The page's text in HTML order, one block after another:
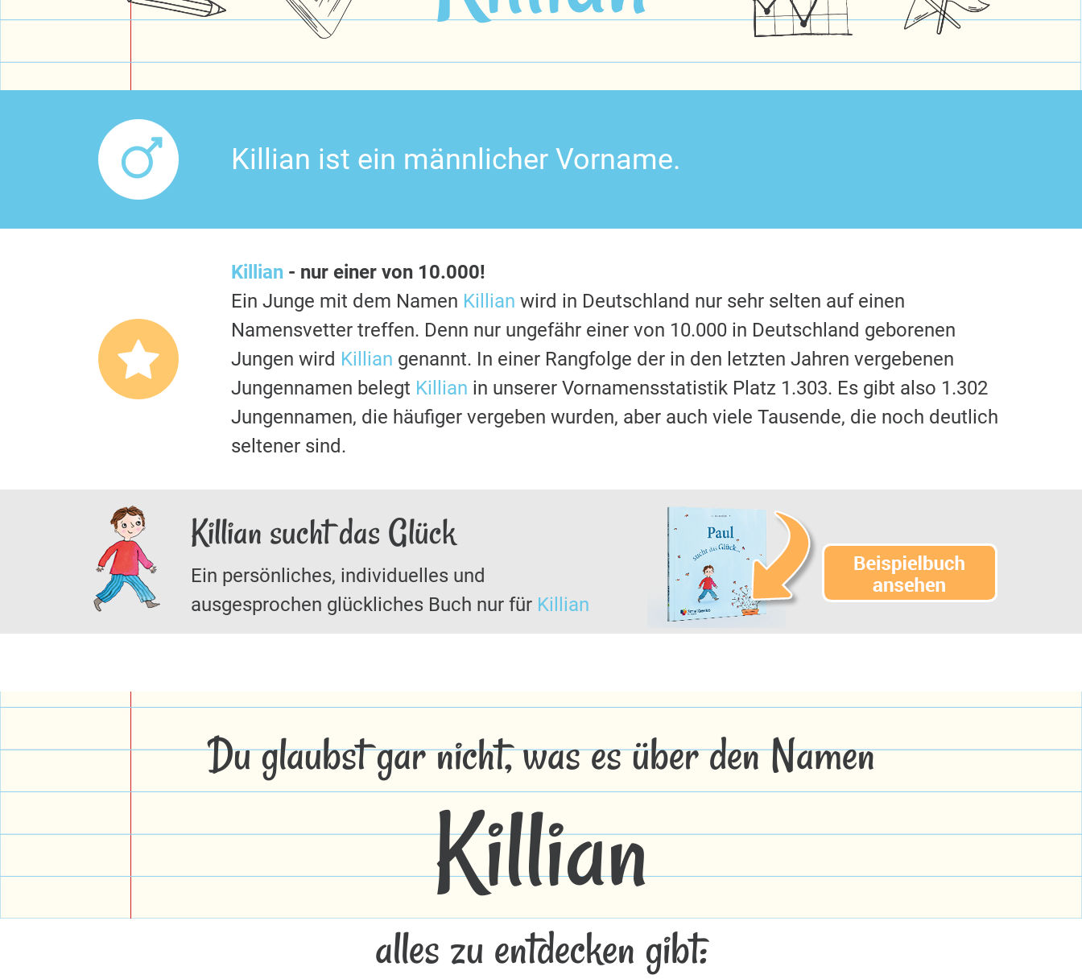
Killian ist ein männlicher Vorname.
Killian - nur einer von 10.000!
Ein Junge mit dem Namen Killian wird in Deutschland nur sehr selten auf einen
Namensvetter treffen. Denn nur ungefähr einer von 10.000 in Deutschland geborenen
Jungen wird Killian genannt. In einer Rangfolge der in den letzten Jahren vergebenen
Jungennamen belegt Killian in unserer Vornamensstatistik Platz 1.303. Es gibt also 1.302
Jungennamen, die häufiger vergeben wurden, aber auch viele Tausende, die noch deutlich
seltener sind.
Killian sucht das Glück
Ein persönliches, individuelles und
ausgesprochen glückliches Buch nur für Killian
Du glaubst gar nicht, was es über den Namen
Killian
alles zu entdecken gibt: